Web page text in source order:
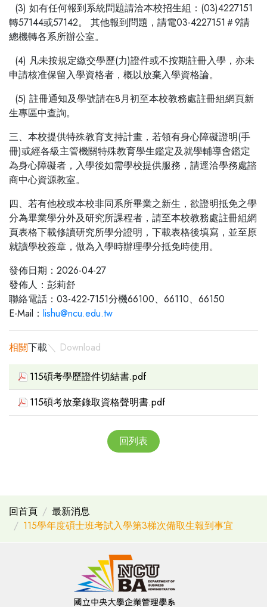
(3) 如有任何報到系統問題請洽本校招生組：(03)4227151
轉57144或57142。 其他報到問題，請電03-4227151＃9請
總機轉各系所辦公室。
(4) 凡未按規定繳交學歷(力)證件或不按期註冊入學，亦未
申請核准保留入學資格者，概以放棄入學資格論。
(5) 註冊通知及學號請在8月初至本校教務處註冊組網頁新
生專區中查詢。
三、本校提供特殊教育支持計畫，若領有身心障礙證明(手
冊)或經各級主管機關特殊教育學生鑑定及就學輔導會鑑定
為身心障礙者，入學後如需學校提供服務，請逕洽學務處諮
商中心資源教室。
四、若有他校或本校非同系所畢業之新生，欲證明抵免之學
分為畢業學分外及研究所課程者，請至本校教務處註冊組網
頁表格下載修讀研究所學分證明，下載表格後填寫，並至原
就讀學校簽章，做為入學時辦理學分抵免時使用。
發佈日期：2026-04-27
發佈人：彭莉舒
聯絡電話：03-422-7151分機66100、66110、66150
E-Mail： lishu@ncu.edu.tw
相關下載＼ Download
115碩考學歷證件切結書.pdf
115碩考放棄錄取資格聲明書.pdf
回列表
回首頁
最新消息
115學年度碩士班考試入學第3梯次備取生報到事宜